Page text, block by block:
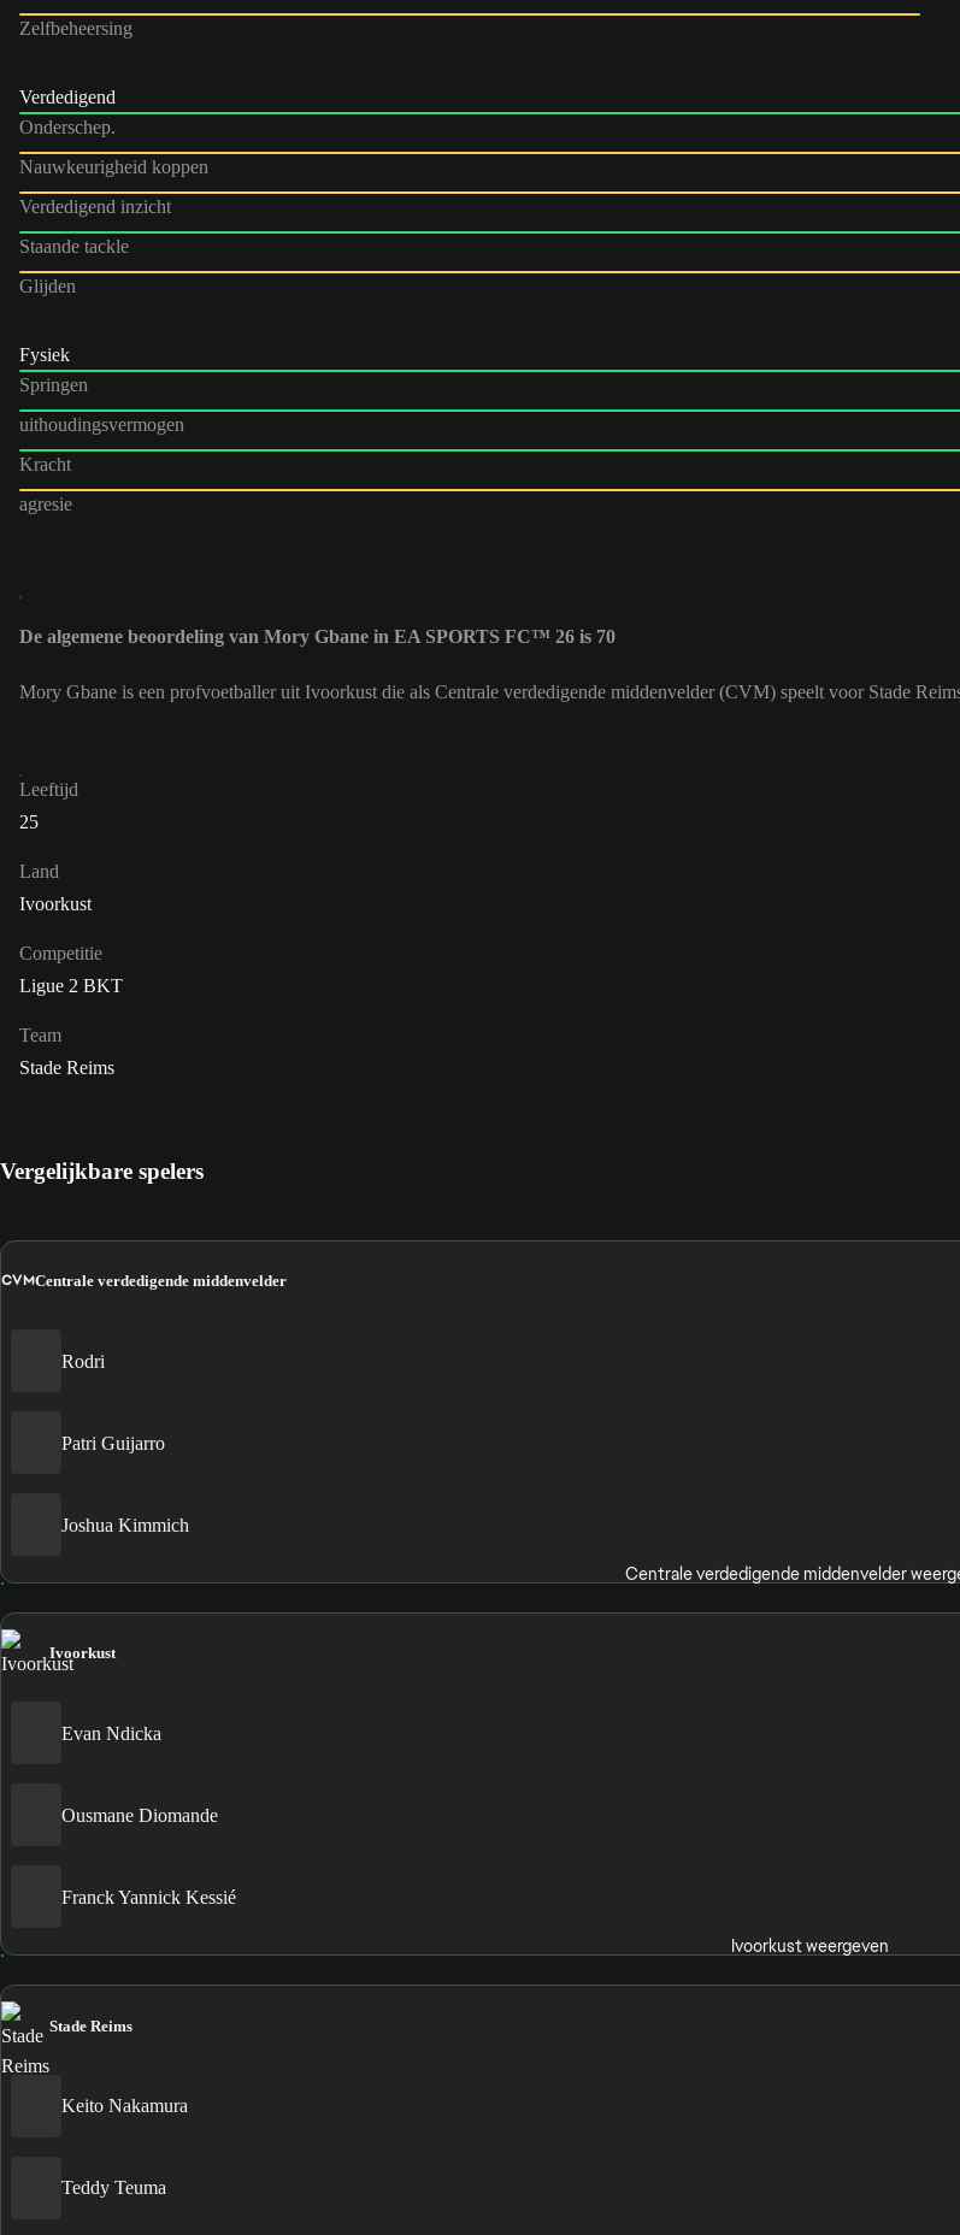
Zelfbeheersing
Verdedigend
Onderschep.
Nauwkeurigheid koppen
Verdedigend inzicht
Staande tackle
Glijden
Fysiek
Springen
uithoudingsvermogen
Kracht
agresie
De algemene beoordeling van Mory Gbane in EA SPORTS FC™ 26 is 70
Mory Gbane is een profvoetballer uit Ivoorkust die als Centrale verdedigende middenvelder (CVM) speelt voor Stade
Leeftijd
25
Land
Ivoorkust
Competitie
Ligue 2 BKT
Team
Stade Reims
Vergelijkbare spelers
CVMCentrale verdedigende middenvelder
Rodri
Patri Guijarro
Joshua Kimmich
Centrale verdedigende middenvelder
Ivoorkust
Evan Ndicka
Ousmane Diomande
Franck Yannick Kessié
Ivoorkust weergeven
Stade Reims
Keito Nakamura
Teddy Teuma